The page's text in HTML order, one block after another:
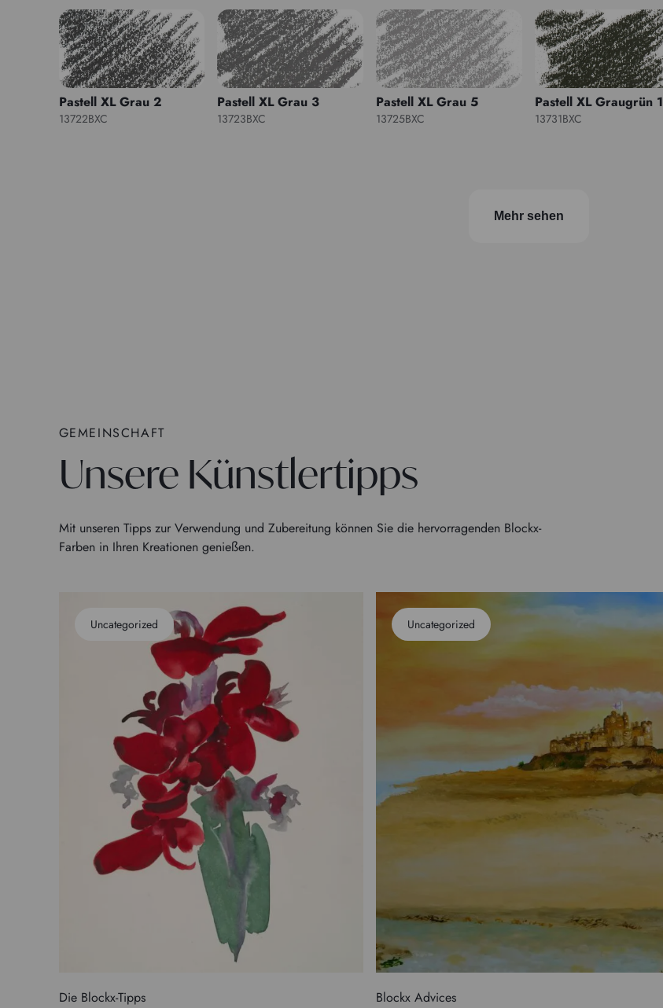
Pastell XL Grau 2
13722BXC
Pastell XL Grau 3
13723BXC
Pastell XL Grau 5
13725BXC
Pastell XL Graugrün 1
13731BXC
Mehr sehen
GEMEINSCHAFT
Unsere Künstlertipps
Mit unseren Tipps zur Verwendung und Zubereitung können Sie die hervorragenden Blockx-
Farben in Ihren Kreationen genießen.
Uncategorized
Die Blockx-Tipps
Uncategorized
Blockx Advices